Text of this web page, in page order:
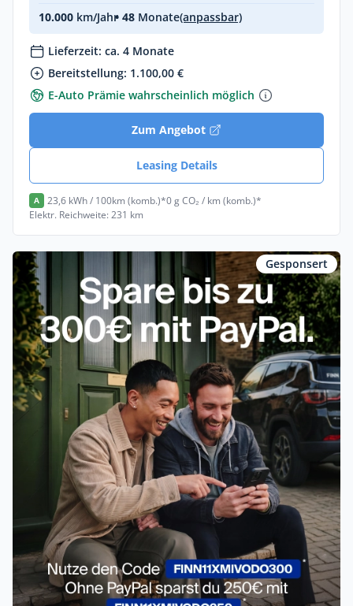
10.000 km/Jahr• 48 Monate(anpassbar)
Lieferzeit: ca. 4 Monate
Bereitstellung: 1.100,00 €
E-Auto Prämie wahrscheinlich möglich
Zum Angebot
Leasing Details
A 23,6 kWh / 100km (komb.)*0 g CO₂ / km (komb.)*
Elektr. Reichweite: 231 km
Gesponsert